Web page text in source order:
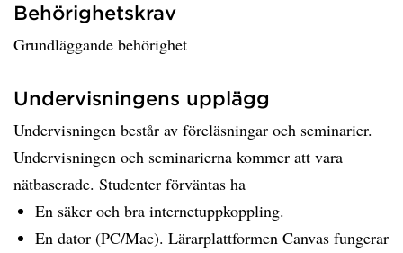
Behörighetskrav
Grundläggande behörighet
Undervisningens upplägg
Undervisningen består av föreläsningar och seminarier.
Undervisningen och seminarierna kommer att vara
nätbaserade. Studenter förväntas ha
En säker och bra internetuppkoppling.
En dator (PC/Mac). Lärarplattformen Canvas fungerar